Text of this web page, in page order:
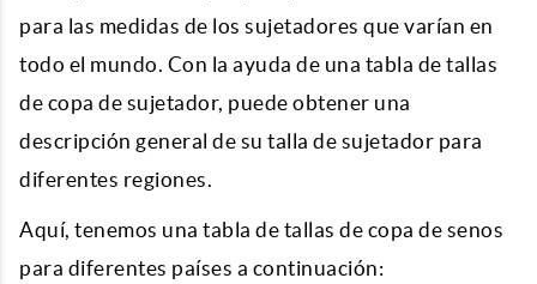
para las medidas de los sujetadores que varían en
todo el mundo. Con la ayuda de una tabla de tallas
de copa de sujetador, puede obtener una
descripción general de su talla de sujetador para
diferentes regiones.
Aquí, tenemos una tabla de tallas de copa de senos
para diferentes países a continuación: